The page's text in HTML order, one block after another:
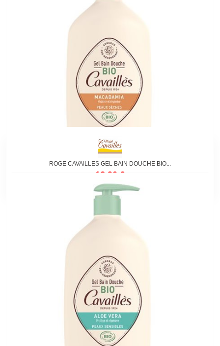
ROGE CAVAILLES GEL BAIN DOUCHE BIO...
12,90 €